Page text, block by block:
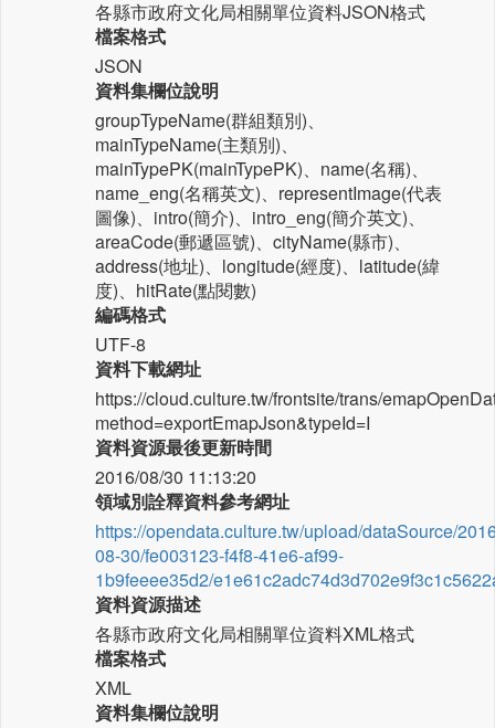
各縣市政府文化局相關單位資料JSON格式
檔案格式
JSON
資料集欄位說明
groupTypeName(群組類別)、
mainTypeName(主類別)、
mainTypePK(mainTypePK)、name(名稱)、
name_eng(名稱英文)、representImage(代表
圖像)、intro(簡介)、intro_eng(簡介英文)、
areaCode(郵遞區號)、cityName(縣市)、
address(地址)、longitude(經度)、latitude(緯
度)、hitRate(點閱數)
編碼格式
UTF-8
資料下載網址
https://cloud.culture.tw/frontsite/trans/
method=exportEmapJson&typeId=I
資料資源最後更新時間
2016/08/30 11:13:20
領域別詮釋資料參考網址
https://opendata.culture.tw/upload/dataSource/
08-30/fe003123-f4f8-41e6-af99-
1b9feeee35d2/
資料資源描述
各縣市政府文化局相關單位資料XML格式
檔案格式
XML
資料集欄位說明